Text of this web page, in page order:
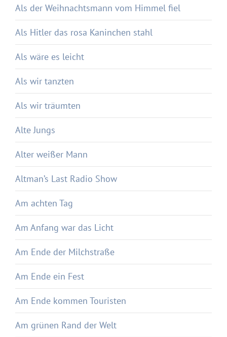
Als der Weihnachtsmann vom Himmel fiel
Als Hitler das rosa Kaninchen stahl
Als wäre es leicht
Als wir tanzten
Als wir träumten
Alte Jungs
Alter weißer Mann
Altman’s Last Radio Show
Am achten Tag
Am Anfang war das Licht
Am Ende der Milchstraße
Am Ende ein Fest
Am Ende kommen Touristen
Am grünen Rand der Welt